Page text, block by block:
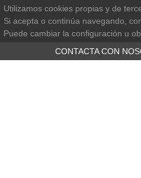
Utilizamos cookies propias y de
Si acepta o continúa navegando,
Puede cambiar la configuración u
CONTACTA CON